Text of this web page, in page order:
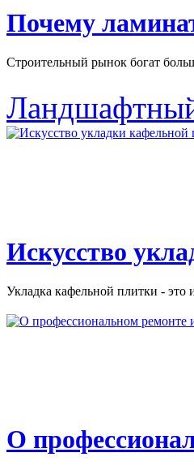
Почему
Строительный рынок богат
Искусство
Укладка кафельной плитки - это
О